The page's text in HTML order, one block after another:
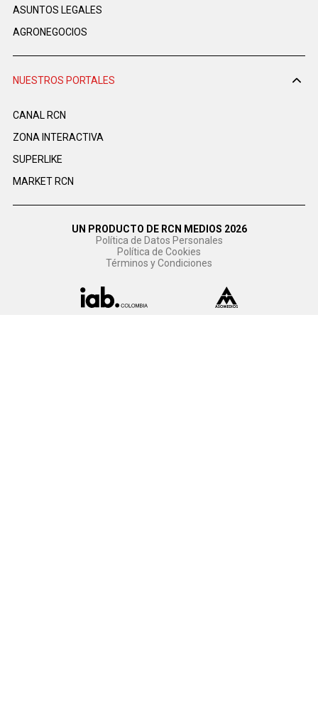
ASUNTOS LEGALES
AGRONEGOCIOS
NUESTROS PORTALES
CANAL RCN
ZONA INTERACTIVA
SUPERLIKE
MARKET RCN
UN PRODUCTO DE RCN MEDIOS 2026
Política de Datos Personales
Política de Cookies
Términos y Condiciones